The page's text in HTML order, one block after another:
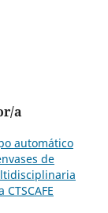
a
automático
de